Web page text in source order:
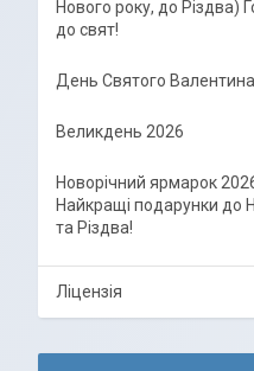
Нового року, до Різдва)
до свят!
День Святого
Великдень 2026
Новорічний ярмарок
Найкращі подарунки до
та Різдва!
Ліцензія